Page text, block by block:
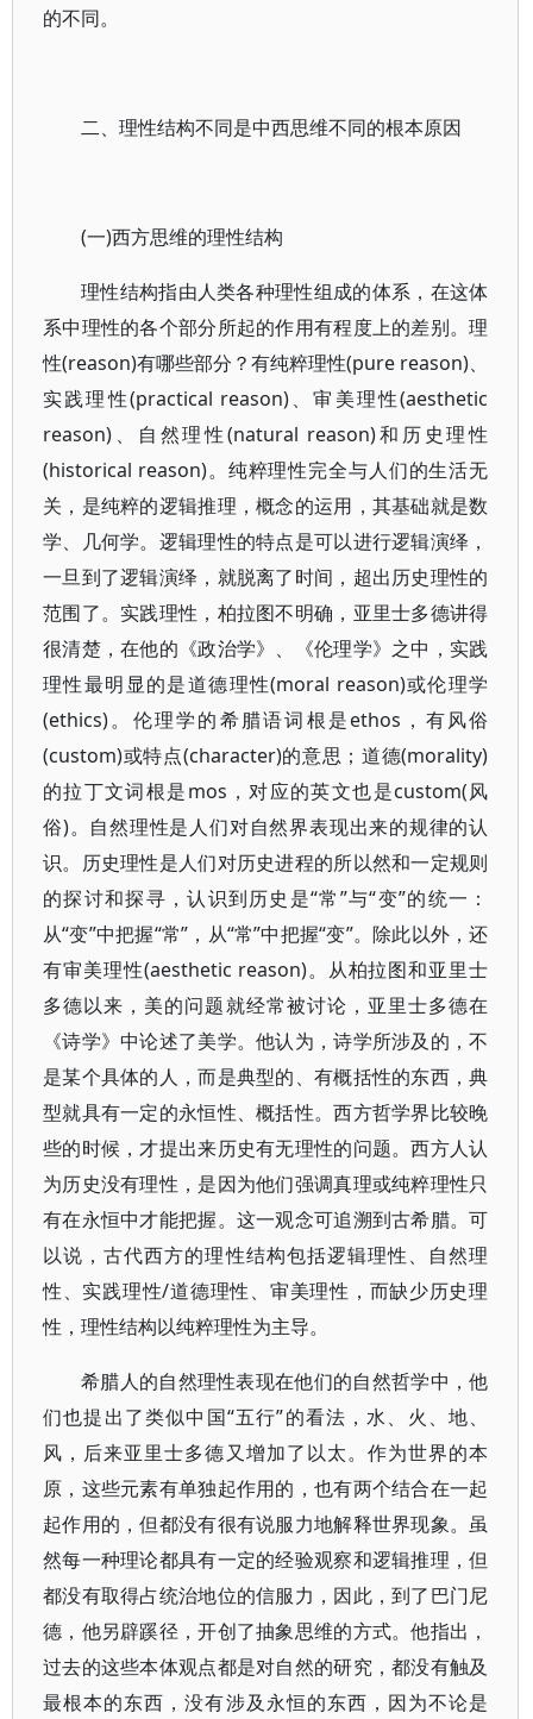
的不同。
二、理性结构不同是中西思维不同的根本原因
(一)西方思维的理性结构
理性结构指由人类各种理性组成的体系，在这体
系中理性的各个部分所起的作用有程度上的差别。理
性(reason)有哪些部分？有纯粹理性(pure reason)、
实践理性(practical reason)、审美理性(aesthetic
reason)、自然理性(natural reason)和历史理性
(historical reason)。纯粹理性完全与人们的生活无
关，是纯粹的逻辑推理，概念的运用，其基础就是数
学、几何学。逻辑理性的特点是可以进行逻辑演绎，
一旦到了逻辑演绎，就脱离了时间，超出历史理性的
范围了。实践理性，柏拉图不明确，亚里士多德讲得
很清楚，在他的《政治学》、《伦理学》之中，实践
理性最明显的是道德理性(moral reason)或伦理学
(ethics)。伦理学的希腊语词根是ethos，有风俗
(custom)或特点(character)的意思；道德(morality)
的拉丁文词根是mos，对应的英文也是custom(风
俗)。自然理性是人们对自然界表现出来的规律的认
识。历史理性是人们对历史进程的所以然和一定规则
的探讨和探寻，认识到历史是“常”与“变”的统一：
从“变”中把握“常”，从“常”中把握“变”。除此以外，还
有审美理性(aesthetic reason)。从柏拉图和亚里士
多德以来，美的问题就经常被讨论，亚里士多德在
《诗学》中论述了美学。他认为，诗学所涉及的，不
是某个具体的人，而是典型的、有概括性的东西，典
型就具有一定的永恒性、概括性。西方哲学界比较晚
些的时候，才提出来历史有无理性的问题。西方人认
为历史没有理性，是因为他们强调真理或纯粹理性只
有在永恒中才能把握。这一观念可追溯到古希腊。可
以说，古代西方的理性结构包括逻辑理性、自然理
性、实践理性/道德理性、审美理性，而缺少历史理
性，理性结构以纯粹理性为主导。
希腊人的自然理性表现在他们的自然哲学中，他
们也提出了类似中国“五行”的看法，水、火、地、
风，后来亚里士多德又增加了以太。作为世界的本
原，这些元素有单独起作用的，也有两个结合在一起
起作用的，但都没有很有说服力地解释世界现象。虽
然每一种理论都具有一定的经验观察和逻辑推理，但
都没有取得占统治地位的信服力，因此，到了巴门尼
德，他另辟蹊径，开创了抽象思维的方式。他指出，
过去的这些本体观点都是对自然的研究，都没有触及
最根本的东西，没有涉及永恒的东西，因为不论是